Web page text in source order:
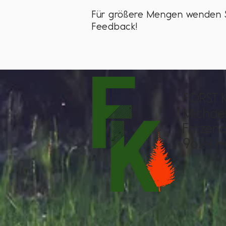
Für größere Mengen wenden
Feedback!
FORST
9624